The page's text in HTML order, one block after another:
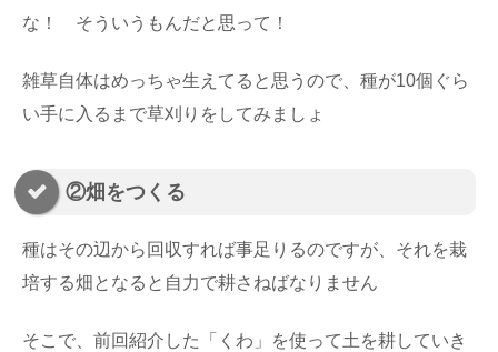
な！ そういうもんだと思って！
雑草自体はめっちゃ生えてると思うので、種が10個ぐら
い手に入るまで草刈りをしてみましょ
②畑をつくる
種はその辺から回収すれば事足りるのですが、それを栽
培する畑となると自力で耕さねばなりません
そこで、前回紹介した「くわ」を使って土を耕していき